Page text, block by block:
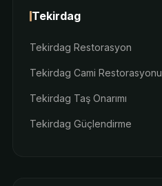
Tekirdag
Tekirdag Restorasyon
Tekirdag Cami Restorasyonu
Tekirdag Taş Onarımı
Tekirdag Güçlendirme